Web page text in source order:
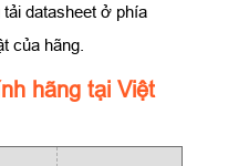
datasheet ở phía
của hãng.
hãng tại Việt